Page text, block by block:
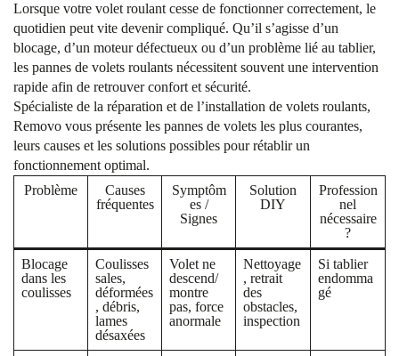
Lorsque votre volet roulant cesse de fonctionner correctement, le
quotidien peut vite devenir compliqué. Qu’il s’agisse d’un
blocage, d’un moteur défectueux ou d’un problème lié au tablier,
les pannes de volets roulants nécessitent souvent une intervention
rapide afin de retrouver confort et sécurité.
Spécialiste de la réparation et de l’installation de volets roulants,
Removo vous présente les pannes de volets les plus courantes,
leurs causes et les solutions possibles pour rétablir un
fonctionnement optimal.
Problème
Causes
fréquentes
Symptôm
es /
Signes
Solution
DIY
Profession
nel
nécessaire
?
Blocage
dans les
coulisses
Coulisses
sales,
déformées
, débris,
lames
désaxées
Volet ne
descend/
montre
pas, force
anormale
Nettoyage
, retrait
des
obstacles,
inspection
Si tablier
endomma
gé